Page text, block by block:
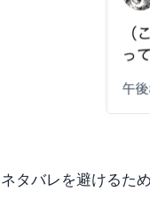
ネタバレを避けるた